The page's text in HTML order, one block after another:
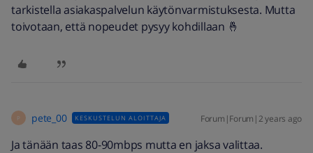
tarkistella asiakaspalvelun käytönvarmistuksesta. Mutta
toivotaan, että nopeudet pysyy kohdillaan 🤞
P pete_00 KESKUSTELUN ALOITTAJA Forum|Forum|2 years ago
Ja tänään taas 80-90mbps mutta en jaksa valittaa.